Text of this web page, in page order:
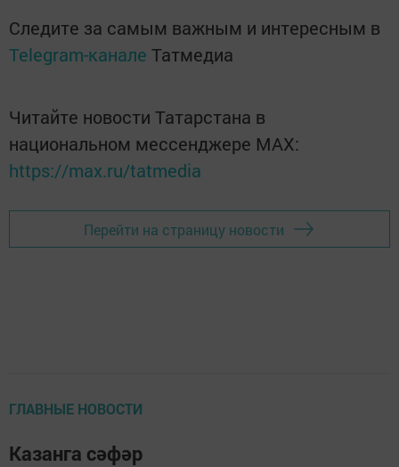
Следите за самым важным и интересным в
Telegram-канале Татмедиа
Читайте новости Татарстана в
национальном мессенджере MАХ:
https://max.ru/tatmedia
Перейти на страницу новости
ГЛАВНЫЕ НОВОСТИ
Казанга сәфәр